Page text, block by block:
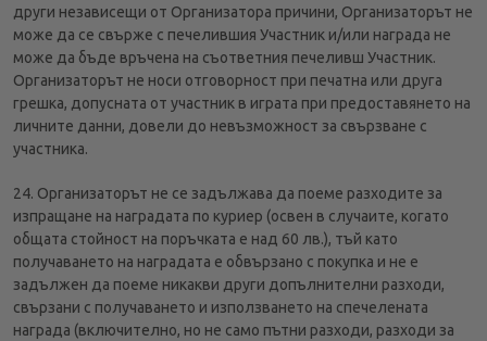
други независещи от Организатора причини, Организаторът не
може да се свърже с печелившия Участник и/или награда не
може да бъде връчена на съответния печеливш Участник.
Организаторът не носи отговорност при печатна или друга
грешка, допусната от участник в играта при предоставянето на
личните данни, довели до невъзможност за свързване с
участника.
24. Организаторът не се задължава да поеме разходите за
изпращане на наградата по куриер (освен в случаите, когато
общата стойност на поръчката е над 60 лв.), тъй като
получаването на наградата е обвързано с покупка и не е
задължен да поеме никакви други допълнителни разходи,
свързани с получаването и използването на спечелената
награда (включително, но не само пътни разходи, разходи за